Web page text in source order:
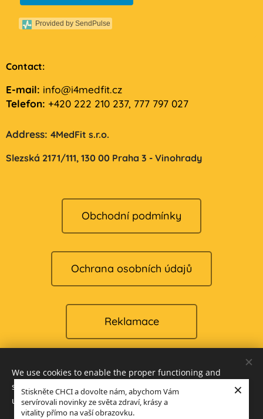
Stiskněte CHCI a dovolte nám, abychom Vám
servírovali novinky ze světa zdraví, krásy a
vitality přímo na vaší obrazovku.
×
Provided by SendPulse
Contact:
E-mail: info@i4medfit.cz
Telefon: +420 222 210 237, 777 797 027
Address: 4MedFit s.r.o.
Slezská 2171/111, 130 00 Praha 3 - Vinohrady
Obchodní podmínky
Ochrana osobních údajů
Reklamace
Cookies
Languages
We use cookies to enable the proper functioning and
security of our website, and to offer you the best possible
user experience.